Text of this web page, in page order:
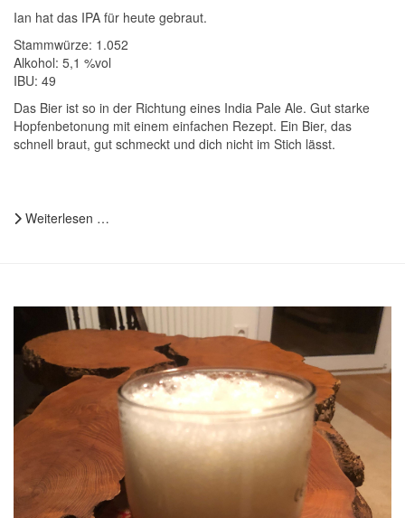
Ian hat das IPA für heute gebraut.
Stammwürze: 1.052
Alkohol: 5,1 %vol
IBU: 49
Das Bier ist so in der Richtung eines India Pale Ale. Gut starke
Hopfenbetonung mit einem einfachen Rezept. Ein Bier, das
schnell braut, gut schmeckt und dich nicht im Stich lässt.
Weiterlesen …